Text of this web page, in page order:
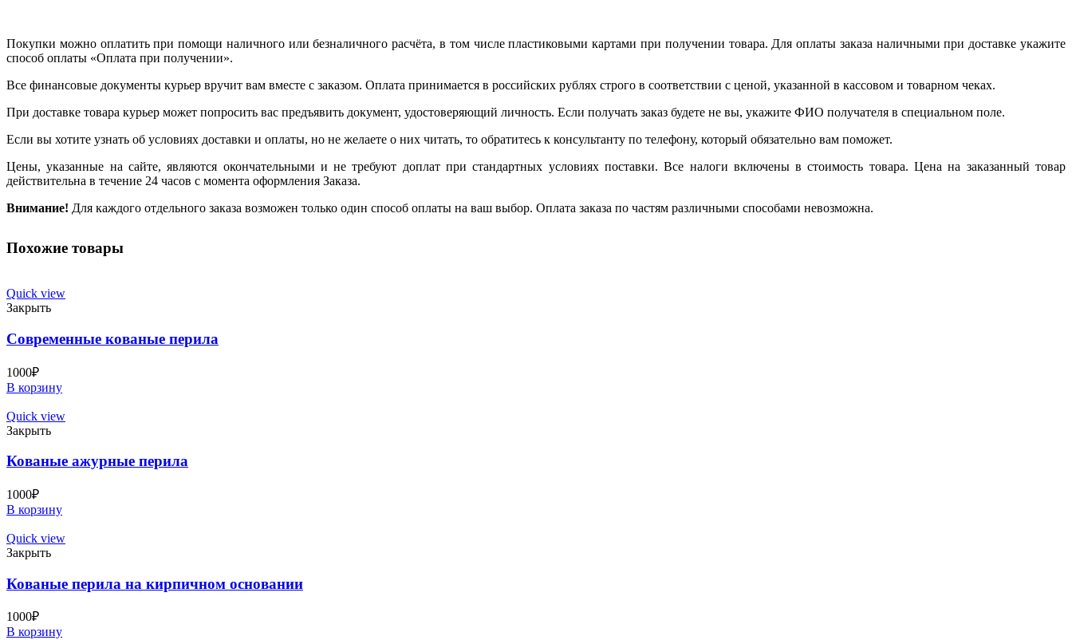
Покупки можно оплатить при помощи наличного или безналичного расчёта, в том числе пластиковыми картами при получении товара. Для оплаты заказа наличными при доставке укажите
способ оплаты «Оплата при получении».
Все финансовые документы курьер вручит вам вместе с заказом. Оплата принимается в российских рублях строго в соответствии с ценой, указанной в кассовом и товарном чеках.
При доставке товара курьер может попросить вас предъявить документ, удостоверяющий личность. Если получать заказ будете не вы, укажите ФИО получателя в специальном поле.
Если вы хотите узнать об условиях доставки и оплаты, но не желаете о них читать, то обратитесь к консультанту по телефону, который обязательно вам поможет.
Цены, указанные на сайте, являются окончательными и не требуют доплат при стандартных условиях поставки. Все налоги включены в стоимость товара. Цена на заказанный товар
действительна в течение 24 часов с момента оформления Заказа.
Внимание! Для каждого отдельного заказа возможен только один способ оплаты на ваш выбор. Оплата заказа по частям различными способами невозможна.
Похожие товары
Quick view
Закрыть
Современные кованые перила
1000₽
В корзину
Quick view
Закрыть
Кованые ажурные перила
1000₽
В корзину
Quick view
Закрыть
Кованые перила на кирпичном основании
1000₽
В корзину